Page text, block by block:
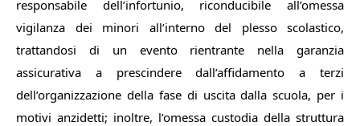
responsabile dell’infortunio, riconducibile all’omessa
vigilanza dei minori all’interno del plesso scolastico,
trattandosi di un evento rientrante nella garanzia
assicurativa a prescindere dall’affidamento a terzi
dell’organizzazione della fase di uscita dalla scuola, per i
motivi anzidetti; inoltre, l’omessa custodia della struttura